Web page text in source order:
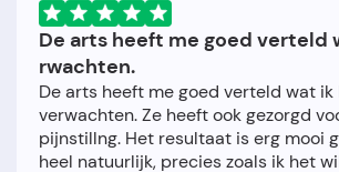
De arts heeft me goed verteld
rwachten.
De arts heeft me goed verteld wat ik
verwachten. Ze heeft ook gezorgd
pijnstillng. Het resultaat is erg mooi